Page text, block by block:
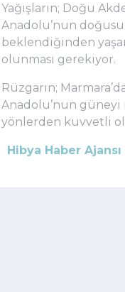
Yağışların; Doğu
Anadolu’nun
beklendiğinden
olunması gerekiyor.
Rüzgarın;
Anadolu’nun güneyi
yönlerden kuvvetli
Hibya Haber Ajansı